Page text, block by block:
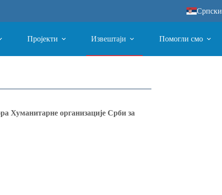
Српски
Пројекти Извештаји Помогли смо
Хуманитарне организације Срби за